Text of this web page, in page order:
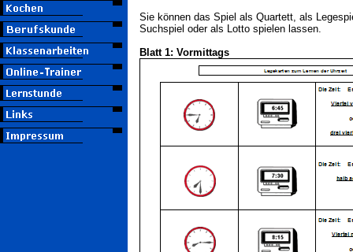
Sie können das Spiel als Quartett, als
Suchspiel oder als Lotto spielen lassen.
Blatt 1: Vormittags